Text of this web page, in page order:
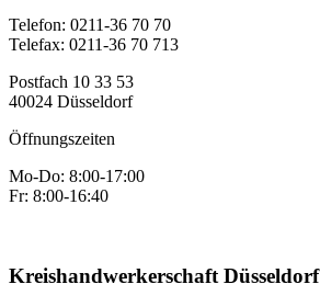
Telefon: 0211-36 70 70
Telefax: 0211-36 70 713
Postfach 10 33 53
40024 Düsseldorf
Öffnungszeiten
Mo-Do: 8:00-17:00
Fr: 8:00-16:40
Kreishandwerkerschaft Düsseldorf